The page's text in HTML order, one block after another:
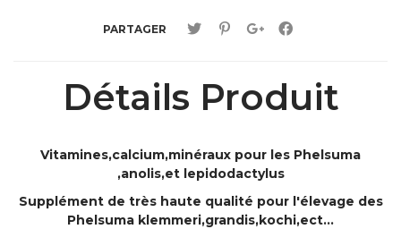
PARTAGER
Détails Produit
Vitamines,calcium,minéraux pour les Phelsuma
,anolis,et lepidodactylus
Supplément de très haute qualité pour l'élevage des
Phelsuma klemmeri,grandis,kochi,ect...